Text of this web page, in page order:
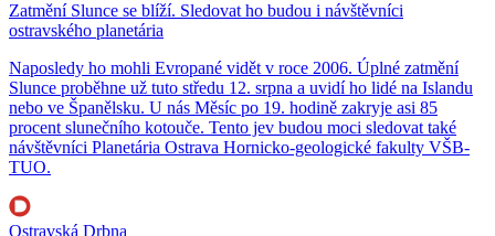
Zatmění Slunce se blíží. Sledovat ho budou i návštěvníci
ostravského planetária
Naposledy ho mohli Evropané vidět v roce 2006. Úplné zatmění
Slunce proběhne už tuto středu 12. srpna a uvidí ho lidé na Islandu
nebo ve Španělsku. U nás Měsíc po 19. hodině zakryje asi 85
procent slunečního kotouče. Tento jev budou moci sledovat také
návštěvníci Planetária Ostrava Hornicko-geologické fakulty VŠB-
TUO.
Ostravská Drbna